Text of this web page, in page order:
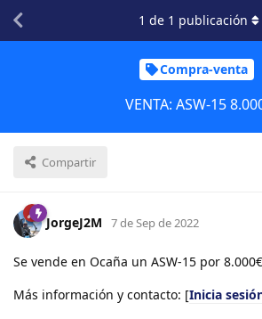
Compra-venta
VENTA: ASW-15
Compartir
1 de 1 publicación
JorgeJ2M 7 de Sep de 2022
Se vende en Ocaña un ASW-15 por
Más información y contacto: [Inicia